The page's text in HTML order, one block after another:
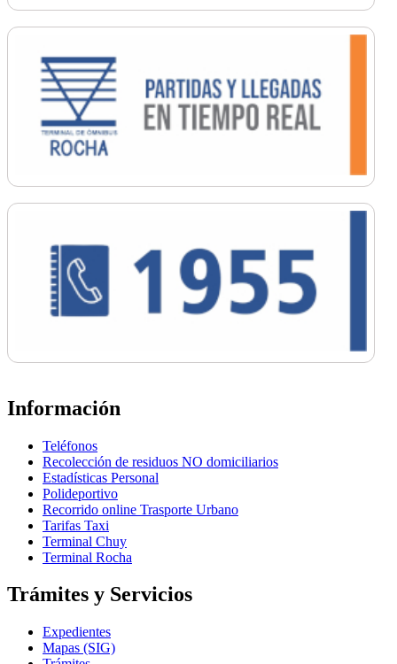
Información
Teléfonos
Recolección de residuos NO domiciliarios
Estadísticas Personal
Polideportivo
Recorrido online Trasporte Urbano
Tarifas Taxi
Terminal Chuy
Terminal Rocha
Trámites y Servicios
Expedientes
Mapas (SIG)